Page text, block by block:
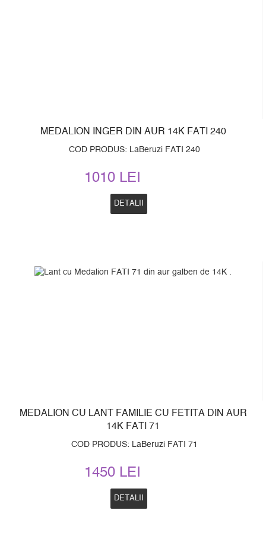
MEDALION INGER DIN AUR 14K FATI 240
COD PRODUS: LaBeruzi FATI 240
1010 LEI
DETALII
MEDALION CU LANT FAMILIE CU FETITA DIN AUR
14K FATI 71
COD PRODUS: LaBeruzi FATI 71
1450 LEI
DETALII